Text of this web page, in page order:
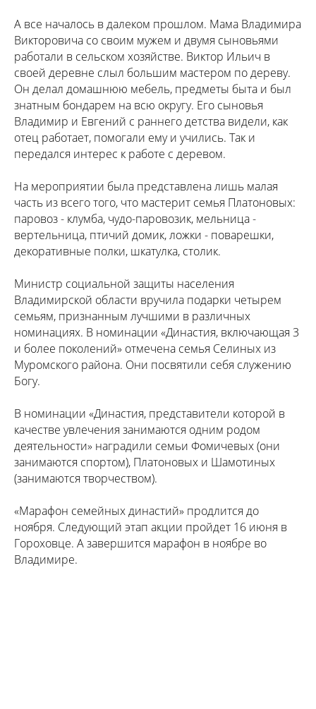
А все началось в далеком прошлом. Мама Владимира
Викторовича со своим мужем и двумя сыновьями
работали в сельском хозяйстве. Виктор Ильич в
своей деревне слыл большим мастером по дереву.
Он делал домашнюю мебель, предметы быта и был
знатным бондарем на всю округу. Его сыновья
Владимир и Евгений с раннего детства видели, как
отец работает, помогали ему и учились. Так и
передался интерес к работе с деревом.
На мероприятии была представлена лишь малая
часть из всего того, что мастерит семья Платоновых:
паровоз - клумба, чудо-паровозик, мельница -
вертельница, птичий домик, ложки - поварешки,
декоративные полки, шкатулка, столик.
Министр социальной защиты населения
Владимирской области вручила подарки четырем
семьям, признанным лучшими в различных
номинациях. В номинации «Династия, включающая 3
и более поколений» отмечена семья Селиных из
Муромского района. Они посвятили себя служению
Богу.
В номинации «Династия, представители которой в
качестве увлечения занимаются одним родом
деятельности» наградили семьи Фомичевых (они
занимаются спортом), Платоновых и Шамотиных
(занимаются творчеством).
«Марафон семейных династий» продлится до
ноября. Следующий этап акции пройдет 16 июня в
Гороховце. А завершится марафон в ноябре во
Владимире.